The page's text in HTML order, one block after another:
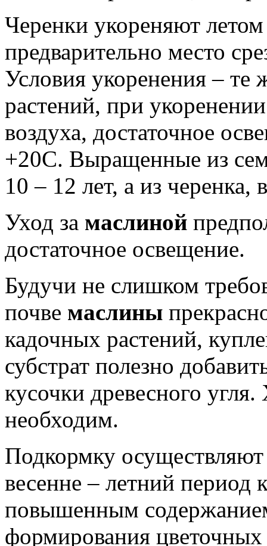
Черенки укореняют
предварительно место
Условия укоренения – те
растений, при
воздуха, достаточное
+20С. Выращенные из
10 – 12 лет, а из
Уход за маслиной
достаточное освещение.
Будучи не слишком
почве маслины
кадочных растений,
субстрат полезно
кусочки древесного
необходим.
Подкормку
весенне – летний
повышенным
формирования цветочных